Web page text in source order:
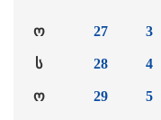
ო
ს
ო
27
28
29
3
4
5